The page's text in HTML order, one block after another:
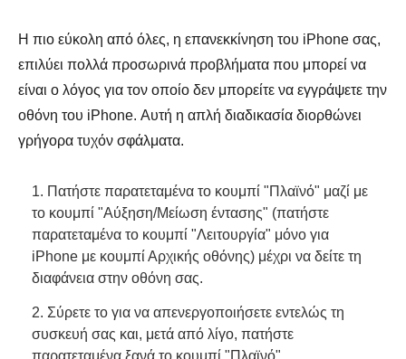
Η πιο εύκολη από όλες, η επανεκκίνηση του iPhone σας,
επιλύει πολλά προσωρινά προβλήματα που μπορεί να
είναι ο λόγος για τον οποίο δεν μπορείτε να εγγράψετε την
οθόνη του iPhone. Αυτή η απλή διαδικασία διορθώνει
γρήγορα τυχόν σφάλματα.
1. Πατήστε παρατεταμένα το κουμπί "Πλαϊνό" μαζί με
το κουμπί "Αύξηση/Μείωση έντασης" (πατήστε
παρατεταμένα το κουμπί "Λειτουργία" μόνο για
iPhone με κουμπί Αρχικής οθόνης) μέχρι να δείτε τη
διαφάνεια στην οθόνη σας.
2. Σύρετε το για να απενεργοποιήσετε εντελώς τη
συσκευή σας και, μετά από λίγο, πατήστε
παρατεταμένα ξανά το κουμπί "Πλαϊνό".